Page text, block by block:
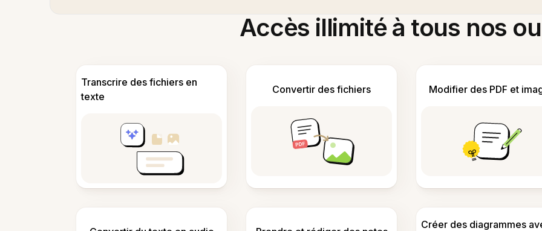
Accès illimité à tous nos
Transcrire des fichiers en
texte
Convertir des fichiers Modifier des PDF et
Créer des diagrammes